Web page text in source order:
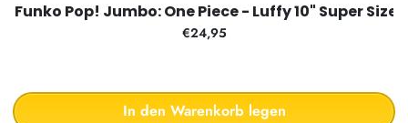
Funko Pop! Jumbo: One Piece - Luffy 10" Super
€24,95
In den Warenkorb legen